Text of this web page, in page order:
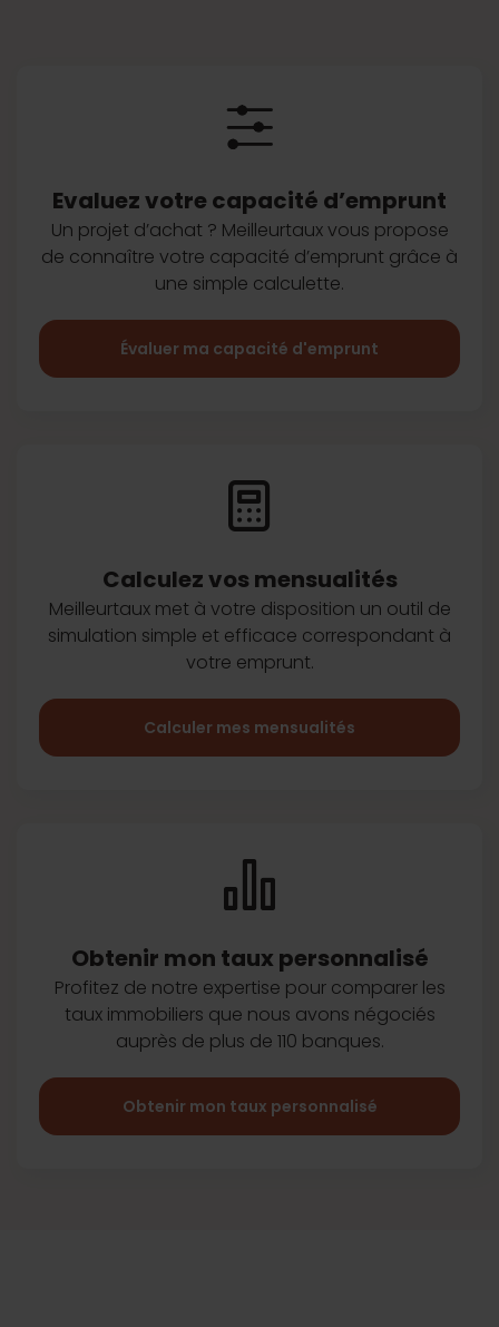
Evaluez votre capacité d’emprunt
Un projet d’achat ? Meilleurtaux vous propose
de connaître votre capacité d’emprunt grâce à
une simple calculette.
Évaluer ma capacité d'emprunt
Calculez vos mensualités
Meilleurtaux met à votre disposition un outil de
simulation simple et efficace correspondant à
votre emprunt.
Calculer mes mensualités
Obtenir mon taux personnalisé
Profitez de notre expertise pour comparer les
taux immobiliers que nous avons négociés
auprès de plus de 110 banques.
Obtenir mon taux personnalisé